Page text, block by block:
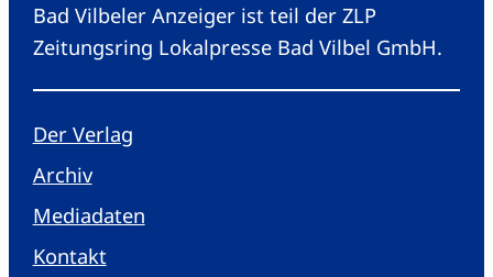
Bad Vilbeler Anzeiger ist teil der ZLP
Zeitungsring Lokalpresse Bad Vilbel GmbH.
Der Verlag
Archiv
Mediadaten
Kontakt